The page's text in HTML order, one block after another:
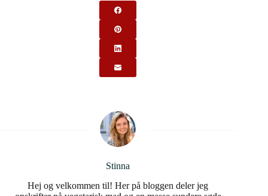
Stinna
Hej og velkommen til! Her på bloggen deler jeg